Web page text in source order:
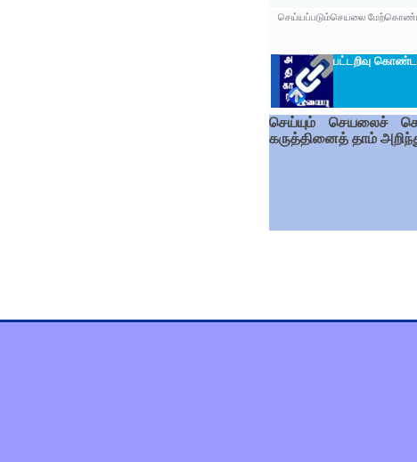
செய்யப்படும்செயலை
பட்டறிவு
செய்யும் செயலைச்
கருத்தினைத் தாம்